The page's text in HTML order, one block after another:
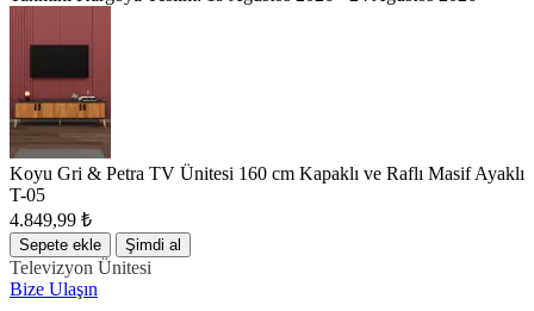
Koyu Gri & Petra TV Ünitesi 160 cm Kapaklı ve Raflı Masif Ayaklı
T-05
4.849,99 ₺
Sepete ekle Şimdi al
Televizyon Ünitesi
Bize Ulaşın